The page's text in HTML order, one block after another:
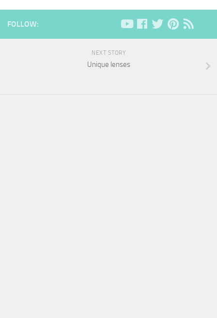
FOLLOW:
NEXT STORY
Unique lenses